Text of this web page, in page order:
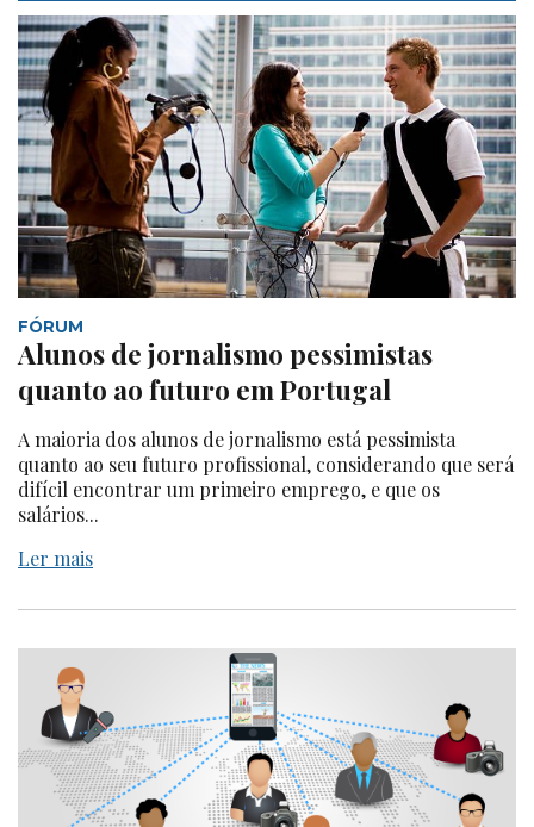
FÓRUM
Alunos de jornalismo pessimistas
quanto ao futuro em Portugal
A maioria dos alunos de jornalismo está pessimista
quanto ao seu futuro profissional, considerando que será
difícil encontrar um primeiro emprego, e que os
salários...
Ler mais